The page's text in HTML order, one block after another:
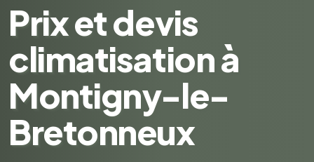
Prix et devis
climatisation à
Montigny-le-
Bretonneux